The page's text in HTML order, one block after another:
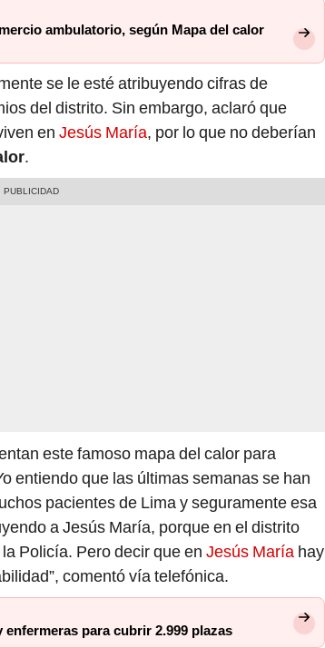
ambulatorio, según Mapa del calor
se le esté atribuyendo cifras de
del distrito. Sin embargo, aclaró que
en Jesús María, por lo que no deberían
.
este famoso mapa del calor para
entiendo que las últimas semanas se han
pacientes de Lima y seguramente esa
a Jesús María, porque en el distrito
Policía. Pero decir que en Jesús María hay
comentó vía telefónica.
para cubrir 2.999 plazas